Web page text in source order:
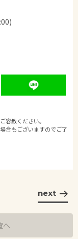
容赦ください。
合もございますのでご了
next
へ